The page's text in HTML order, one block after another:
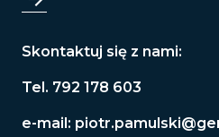
Skontaktuj się z nami:
Tel. 792 178 603
e-mail: